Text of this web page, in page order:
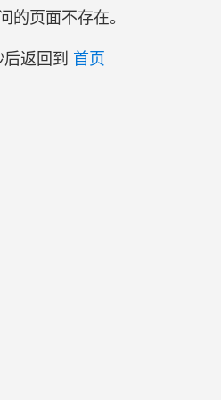
的页面不存在。
返回到 首页